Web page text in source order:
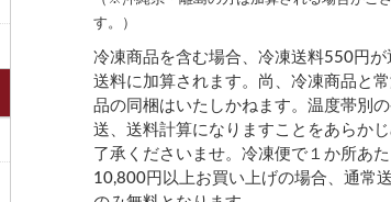
す。）
冷凍商品を含む場合、冷凍送料550円が
送料に加算されます。尚、冷凍商品と常
品の同梱はいたしかねます。温度帯別
送、送料計算になりますことをあらか
了承くださいませ。冷凍便で１か所あた
10,800円以上お買い上げの場合、通常